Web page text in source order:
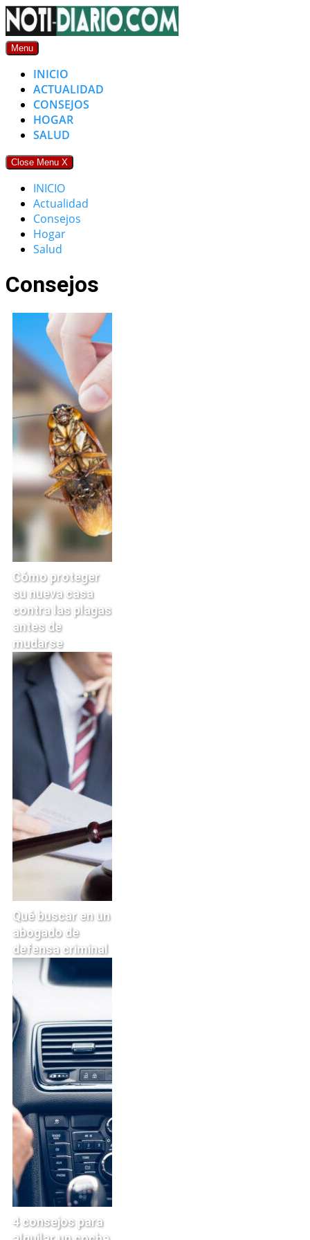
Skip
to
content
Menu
INICIO
ACTUALIDAD
CONSEJOS
HOGAR
SALUD
Close Menu X
INICIO
Actualidad
Consejos
Hogar
Salud
Consejos
Cómo proteger
su nueva casa
contra las plagas
antes de
mudarse
Qué buscar en un
abogado de
defensa criminal
4 consejos para